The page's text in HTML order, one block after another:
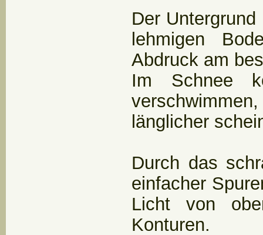
Der
lehmigen
Abdruck am
Im Schnee
länglicher
Durch das
einfacher
Licht von
Konturen.